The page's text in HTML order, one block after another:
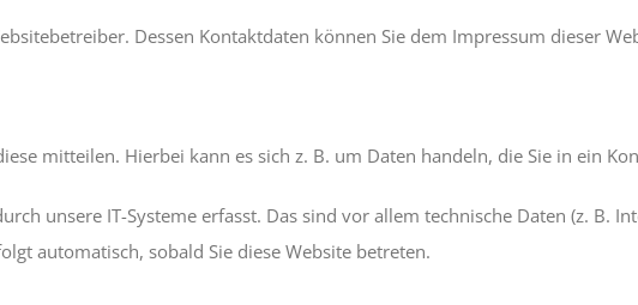
Dessen Kontaktdaten können Sie dem Impressum dieser
mitteilen. Hierbei kann es sich z. B. um Daten handeln, die Sie in ein
unsere IT-Systeme erfasst. Das sind vor allem technische Daten (z. B.
automatisch, sobald Sie diese Website betreten.